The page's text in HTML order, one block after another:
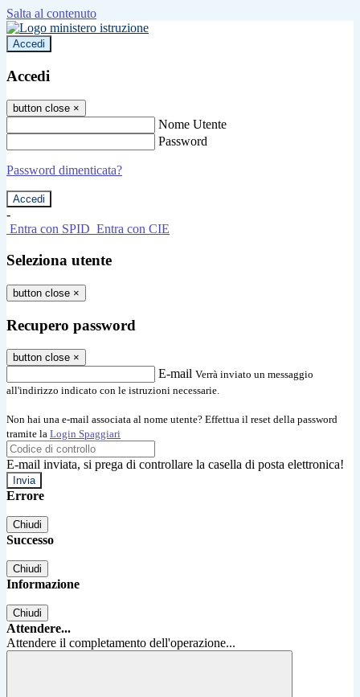
Salta al contenuto
Accedi
Accedi
button close ×
Nome Utente
Password
Password dimenticata?
-
Entra con SPID Entra con CIE
Seleziona utente
button close ×
Recupero password
button close ×
E-mail Verrà inviato un messaggio
all'indirizzo indicato con le istruzioni necessarie.
Non hai una e-mail associata al nome utente? Effettua il reset della password
tramite la Login Spaggiari
E-mail inviata, si prega di controllare la casella di posta elettronica!
Errore
Chiudi
Successo
Chiudi
Informazione
Chiudi
Attendere...
Attendere il completamento dell'operazione...